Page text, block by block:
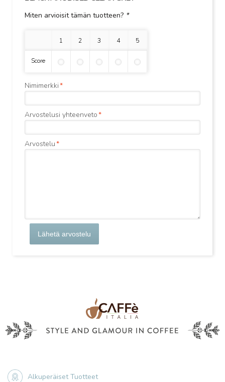
Miten arvioisit tämän tuotteen? *
1 tähti 2 tähteä3 tähteä4 tähteä5 tähteä
Score
*
Nimimerkki
*
Arvostelusi yhteenveto
*
Arvostelu
Lähetä arvostelu
Alkuperäiset Tuotteet